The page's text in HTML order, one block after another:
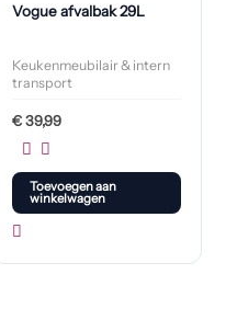
Vogue afvalbak 29L
Keukenmeubilair & intern
transport
€39,99
Toevoegen aan
winkelwagen